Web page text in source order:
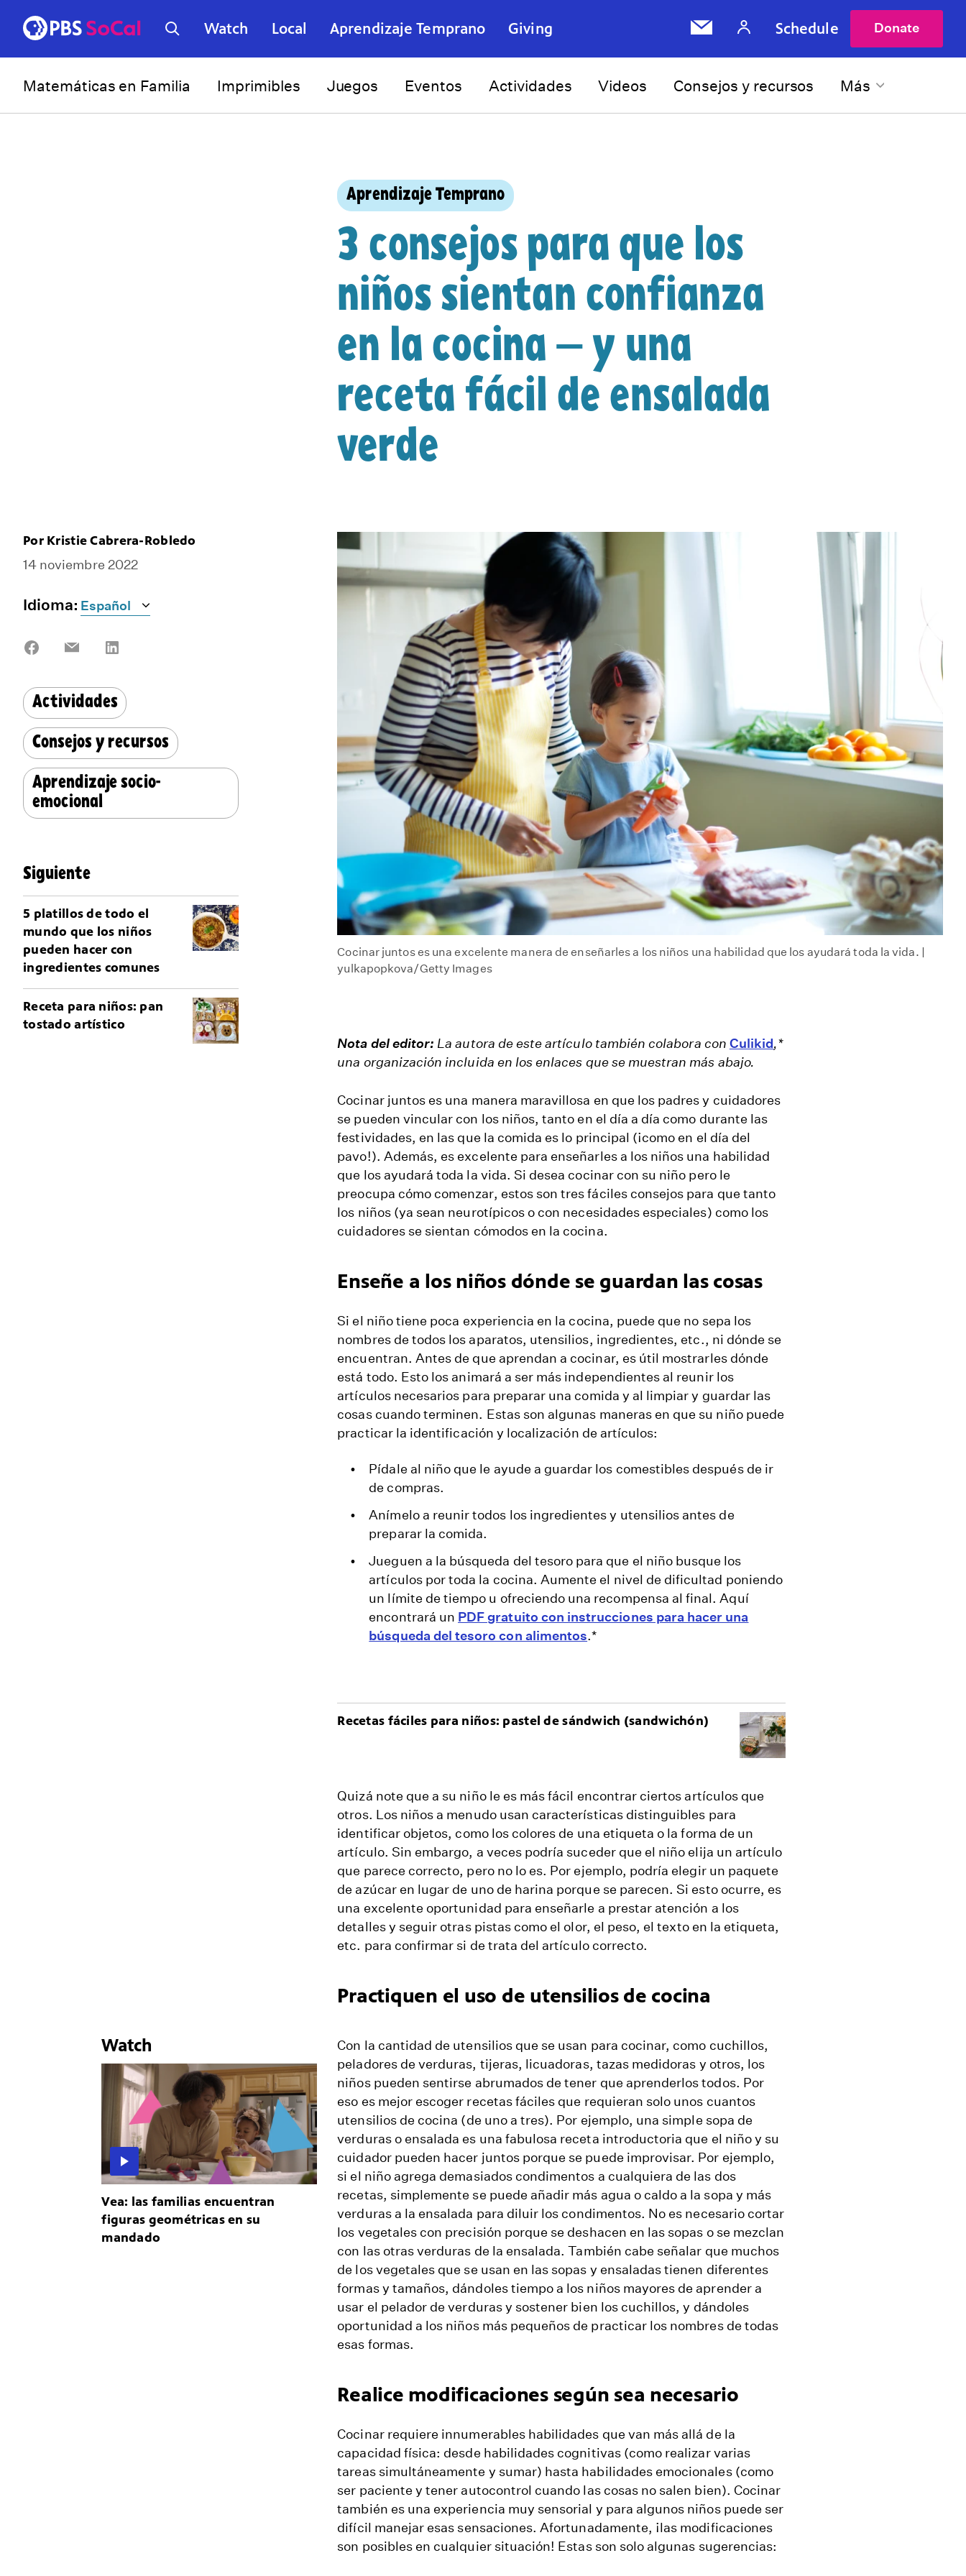
Watch Local Aprendizaje Temprano Giving Schedule Donate
Matemáticas en Familia Imprimibles Juegos Eventos Actividades Videos Consejos y recursos Más
Aprendizaje Temprano
3 consejos para que los
niños sientan confianza
en la cocina — y una
receta fácil de ensalada
verde
Por Kristie Cabrera-Robledo
14 noviembre 2022
Idioma:
Share
Share
Actividades
Consejos y recursos
Aprendizaje socio-
emocional
Siguiente
5 platillos de todo el
mundo que los niños
pueden hacer con
ingredientes comunes
Receta para niños: pan
tostado artístico
Cocinar juntos es una excelente manera de enseñarles a los niños una habilidad que los ayudará toda la vida. |
yulkapopkova/Getty Images
Nota del editor: La autora de este artículo también colabora con Culikid,*
una organización incluida en los enlaces que se muestran más abajo.
Cocinar juntos es una manera maravillosa en que los padres y cuidadores
se pueden vincular con los niños, tanto en el día a día como durante las
festividades, en las que la comida es lo principal (¡como en el día del
pavo!). Además, es excelente para enseñarles a los niños una habilidad
que los ayudará toda la vida. Si desea cocinar con su niño pero le
preocupa cómo comenzar, estos son tres fáciles consejos para que tanto
los niños (ya sean neurotípicos o con necesidades especiales) como los
cuidadores se sientan cómodos en la cocina.
Enseñe a los niños dónde se guardan las cosas
Si el niño tiene poca experiencia en la cocina, puede que no sepa los
nombres de todos los aparatos, utensilios, ingredientes, etc., ni dónde se
encuentran. Antes de que aprendan a cocinar, es útil mostrarles dónde
está todo. Esto los animará a ser más independientes al reunir los
artículos necesarios para preparar una comida y al limpiar y guardar las
cosas cuando terminen. Estas son algunas maneras en que su niño puede
practicar la identificación y localización de artículos:
Pídale al niño que le ayude a guardar los comestibles después de ir
de compras.
Anímelo a reunir todos los ingredientes y utensilios antes de
preparar la comida.
Jueguen a la búsqueda del tesoro para que el niño busque los
artículos por toda la cocina. Aumente el nivel de dificultad poniendo
un límite de tiempo u ofreciendo una recompensa al final. Aquí
encontrará un PDF gratuito con instrucciones para hacer una
búsqueda del tesoro con alimentos.*
Recetas fáciles para niños: pastel de sándwich (sandwichón)
Quizá note que a su niño le es más fácil encontrar ciertos artículos que
otros. Los niños a menudo usan características distinguibles para
identificar objetos, como los colores de una etiqueta o la forma de un
artículo. Sin embargo, a veces podría suceder que el niño elija un artículo
que parece correcto, pero no lo es. Por ejemplo, podría elegir un paquete
de azúcar en lugar de uno de harina porque se parecen. Si esto ocurre, es
una excelente oportunidad para enseñarle a prestar atención a los
detalles y seguir otras pistas como el olor, el peso, el texto en la etiqueta,
etc. para confirmar si de trata del artículo correcto.
Practiquen el uso de utensilios de cocina
Watch
Vea: las familias encuentran
figuras geométricas en su
mandado
Con la cantidad de utensilios que se usan para cocinar, como cuchillos,
peladores de verduras, tijeras, licuadoras, tazas medidoras y otros, los
niños pueden sentirse abrumados de tener que aprenderlos todos. Por
eso es mejor escoger recetas fáciles que requieran solo unos cuantos
utensilios de cocina (de uno a tres). Por ejemplo, una simple sopa de
verduras o ensalada es una fabulosa receta introductoria que el niño y su
cuidador pueden hacer juntos porque se puede improvisar. Por ejemplo,
si el niño agrega demasiados condimentos a cualquiera de las dos
recetas, simplemente se puede añadir más agua o caldo a la sopa y más
verduras a la ensalada para diluir los condimentos. No es necesario cortar
los vegetales con precisión porque se deshacen en las sopas o se mezclan
con las otras verduras de la ensalada. También cabe señalar que muchos
de los vegetales que se usan en las sopas y ensaladas tienen diferentes
formas y tamaños, dándoles tiempo a los niños mayores de aprender a
usar el pelador de verduras y sostener bien los cuchillos, y dándoles
oportunidad a los niños más pequeños de practicar los nombres de todas
esas formas.
Realice modificaciones según sea necesario
Cocinar requiere innumerables habilidades que van más allá de la
capacidad física: desde habilidades cognitivas (como realizar varias
tareas simultáneamente y sumar) hasta habilidades emocionales (como
ser paciente y tener autocontrol cuando las cosas no salen bien). Cocinar
también es una experiencia muy sensorial y para algunos niños puede ser
difícil manejar esas sensaciones. Afortunadamente, ¡las modificaciones
son posibles en cualquier situación! Estas son solo algunas sugerencias: